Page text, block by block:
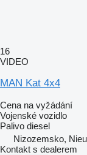
16
VIDEO
MAN Kat 4x4
Cena na vyžádání
Vojenské vozidlo
Palivo diesel
Nizozemsko,
Kontakt s dealerem